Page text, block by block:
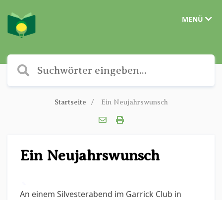
MENÜ
Startseite Ein Neujahrswunsch
Ein Neujahrswunsch
An einem Silvesterabend im Garrick Club in